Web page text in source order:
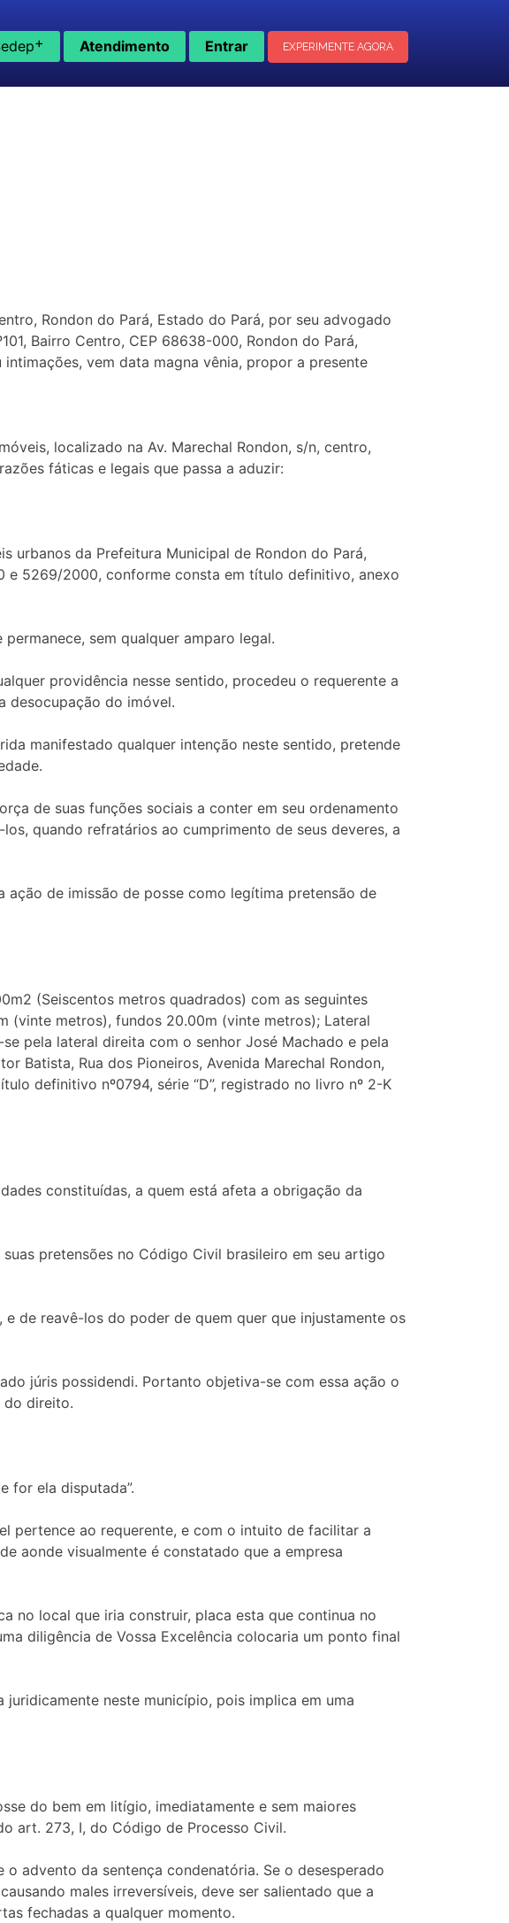
+ Atendimento Entrar EXPERIMENTE AGORA
Rondon do Pará, Estado do Pará, por seu advogado
Bairro Centro, CEP 68638-000, Rondon do Pará,
vem data magna vênia, propor a presente
localizado na Av. Marechal Rondon, s/n, centro,
fáticas e legais que passa a aduzir:
urbanos da Prefeitura Municipal de Rondon do Pará,
e 5269/2000, conforme consta em título definitivo, anexo
sem qualquer amparo legal.
providência nesse sentido, procedeu o requerente a
desocupação do imóvel.
manifestado qualquer intenção neste sentido, pretende
de suas funções sociais a conter em seu ordenamento
quando refratários ao cumprimento de seus deveres, a
de imissão de posse como legítima pretensão de
(Seiscentos metros quadrados) com as seguintes
(vinte metros), fundos 20.00m (vinte metros); Lateral
pela lateral direita com o senhor José Machado e pela
Batista, Rua dos Pioneiros, Avenida Marechal Rondon,
definitivo nº0794, série “D”, registrado no livro nº 2-K
constituídas, a quem está afeta a obrigação da
pretensões no Código Civil brasileiro em seu artigo
de reavê-los do poder de quem quer que injustamente os
júris possidendi. Portanto objetiva-se com essa ação o
do direito.
for ela disputada”.
pertence ao requerente, e com o intuito de facilitar a
aonde visualmente é constatado que a empresa
no local que iria construir, placa esta que continua no
diligência de Vossa Excelência colocaria um ponto final
neste município, pois implica em uma
do bem em litígio, imediatamente e sem maiores
art. 273, I, do Código de Processo Civil.
advento da sentença condenatória. Se o desesperado
males irreversíveis, deve ser salientado que a
fechadas a qualquer momento.